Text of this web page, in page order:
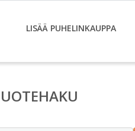
LISÄÄ PUHELINKAUPPA